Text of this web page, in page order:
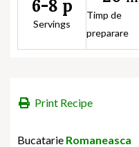
6-8 p
Servings
Timp de
preparare
Print Recipe
Bucatarie Romaneasca